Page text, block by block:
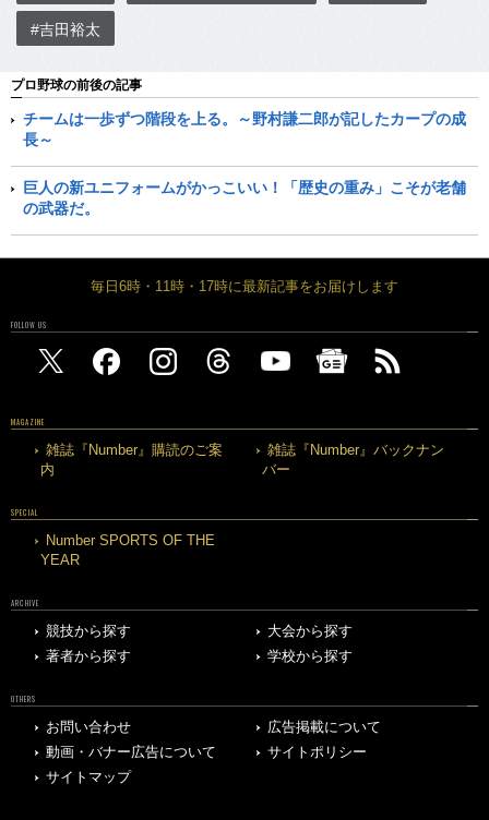
#吉田裕太
プロ野球の前後の記事
チームは一歩ずつ階段を上る。～野村謙二郎が記したカープの成
長～
巨人の新ユニフォームがかっこいい！「歴史の重み」こそが老舗
の武器だ。
毎日6時・11時・17時に最新記事をお届けします
FOLLOW US
MAGAZINE
雑誌『Number』購読のご案
内
雑誌『Number』バックナン
バー
SPECIAL
Number SPORTS OF THE
YEAR
ARCHIVE
競技から探す
大会から探す
著者から探す
学校から探す
OTHERS
お問い合わせ
広告掲載について
動画・バナー広告について
サイトポリシー
サイトマップ